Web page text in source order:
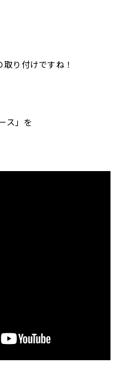
り付けですね！
ス」を